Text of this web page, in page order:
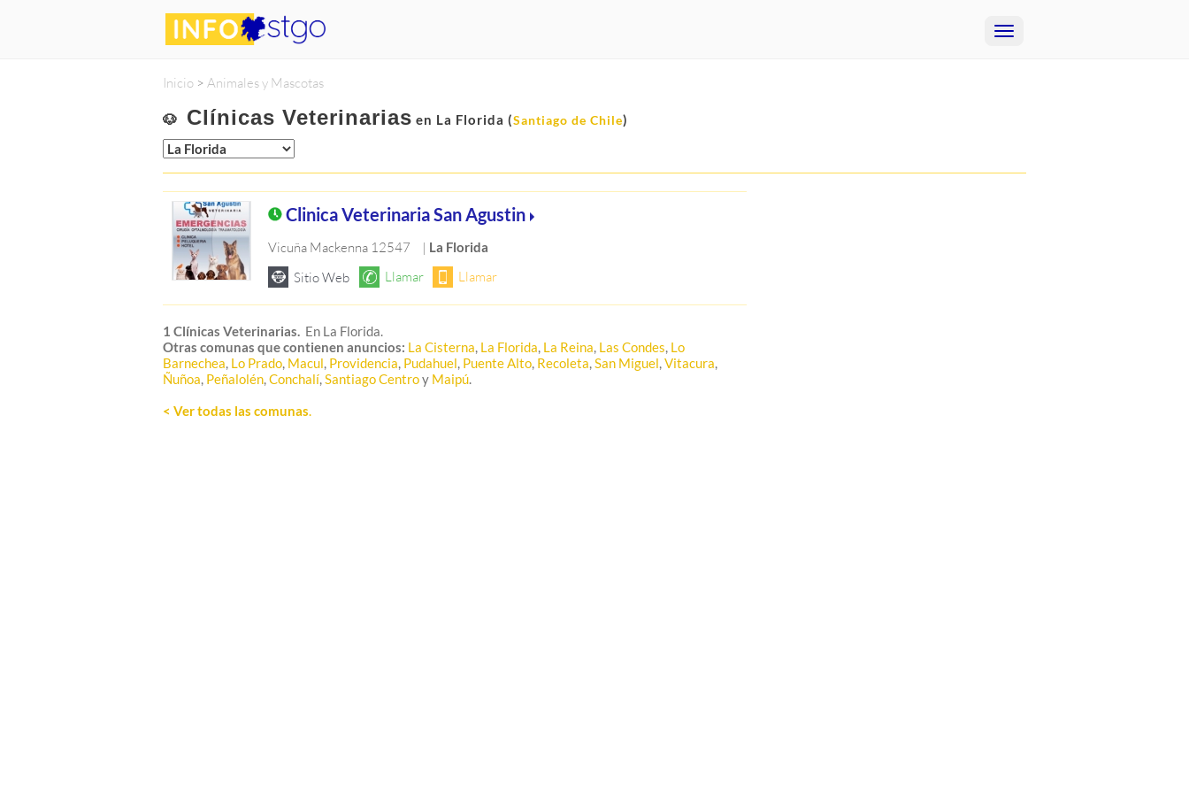
Inicio > Animales y Mascotas
🐶 Clínicas Veterinarias en La Florida (Santiago de Chile)
Clinica Veterinaria San Agustin
Vicuña Mackenna 12547 | La Florida
1 Clínicas Veterinarias. En La Florida.
Otras comunas que contienen anuncios: La Cisterna, La Florida, La Reina, Las Condes, Lo
Barnechea, Lo Prado, Macul, Providencia, Pudahuel, Puente Alto, Recoleta,San Miguel,Vitacura,
Ñuñoa, Peñalolén,Conchalí,Santiago Centroy Maipú.
< Ver todas las comunas.